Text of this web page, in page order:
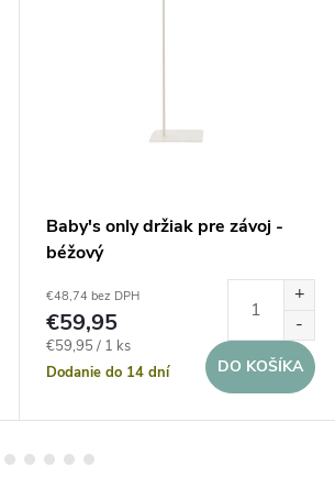
Baby's only držiak pre závoj -
béžový
€48,74 bez DPH
€59,95
Jednotková
cena:
€59,95 / 1 ks
Dodanie do 14 dní
DO KOŠÍKA